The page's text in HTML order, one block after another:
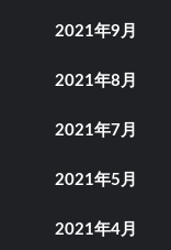
2021年9月
2021年8月
2021年7月
2021年5月
2021年4月